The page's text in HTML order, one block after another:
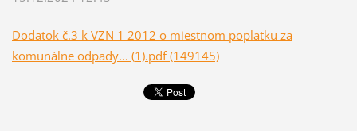
Dodatok č.3 k VZN 1 2012 o miestnom poplatku za
komunálne odpady... (1).pdf (149145)